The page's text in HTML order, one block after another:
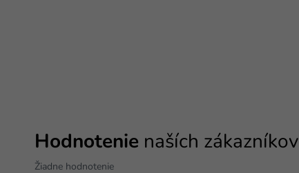
Hodnotenie naších zákazníkov
Žiadne hodnotenie